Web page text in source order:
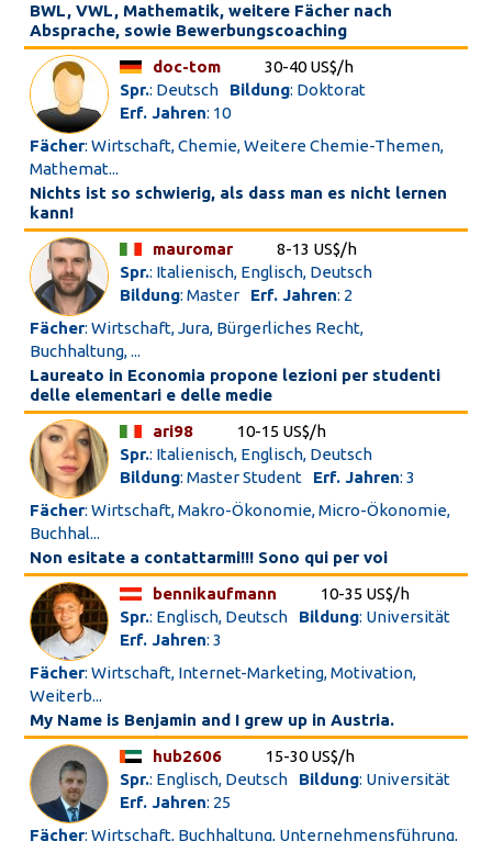
BWL, VWL, Mathematik, weitere Fächer nach
Absprache, sowie Bewerbungscoaching
doc-tom
30-40 US$/h
Spr.: Deutsch Bildung: Doktorat
Erf. Jahren: 10
Fächer: Wirtschaft, Chemie, Weitere Chemie-Themen,
Mathemat...
Nichts ist so schwierig, als dass man es nicht lernen
kann!
mauromar
8-13 US$/h
Spr.: Italienisch, Englisch, Deutsch
Bildung: Master Erf. Jahren: 2
Fächer: Wirtschaft, Jura, Bürgerliches Recht,
Buchhaltung, ...
Laureato in Economia propone lezioni per studenti
delle elementari e delle medie
ari98
10-15 US$/h
Spr.: Italienisch, Englisch, Deutsch
Bildung: Master Student Erf. Jahren: 3
Fächer: Wirtschaft, Makro-Ökonomie, Micro-Ökonomie,
Buchhal...
Non esitate a contattarmi!!! Sono qui per voi
bennikaufmann
10-35 US$/h
Spr.: Englisch, Deutsch Bildung: Universität
Erf. Jahren: 3
Fächer: Wirtschaft, Internet-Marketing, Motivation,
Weiterb...
My Name is Benjamin and I grew up in Austria.
hub2606
15-30 US$/h
Spr.: Englisch, Deutsch Bildung: Universität
Erf. Jahren: 25
Fächer: Wirtschaft, Buchhaltung, Unternehmensführung,